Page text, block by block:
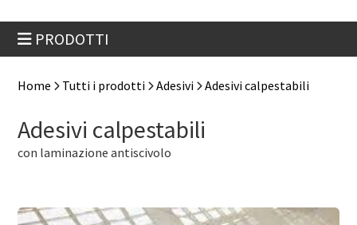
PRODOTTI
Home Tutti i prodotti Adesivi Adesivi calpestabili
Adesivi calpestabili
con laminazione antiscivolo